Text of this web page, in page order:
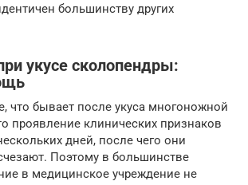
большинству других
укусе сколопендры:
что бывает после укуса многоножной
проявление клинических признаков
дней, после чего они
Поэтому в большинстве
в медицинское учреждение не